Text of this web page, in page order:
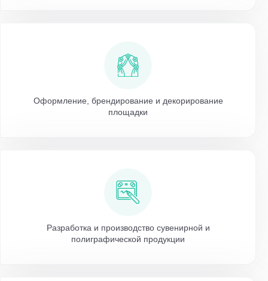
Оформление, брендирование и декорирование
площадки
Разработка и производство сувенирной и
полиграфической продукции